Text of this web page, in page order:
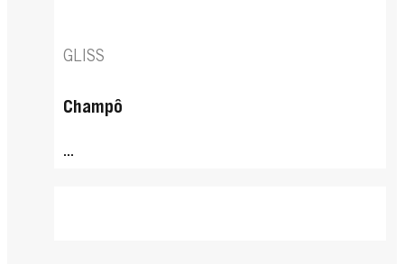
GLISS
Champô
...